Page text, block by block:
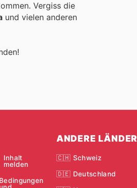
Vergiss die
und vielen anderen
Inhalt
melden
Bedingungen
ANDERE LÄNDER
🇨🇭 Schweiz
🇩🇪 Deutschland